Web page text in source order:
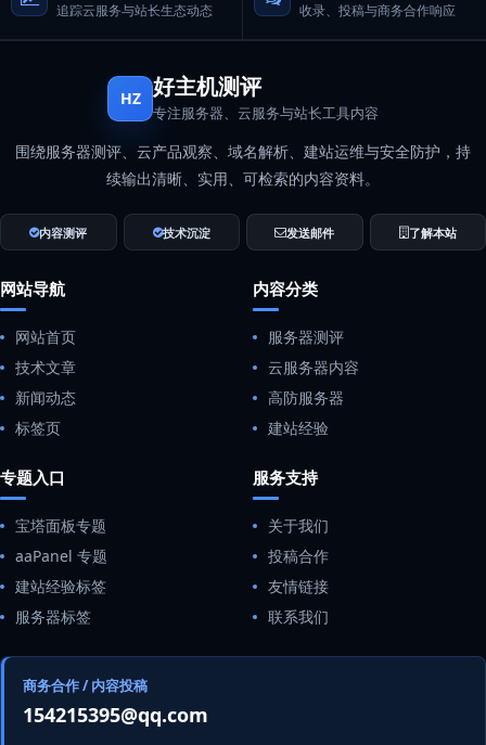
追踪云服务与站长生态动态 收录、投稿与商务合作响应
HZ 好主机测评
专注服务器、云服务与站长工具内容
围绕服务器测评、云产品观察、域名解析、建站运维与安全防护，持
续输出清晰、实用、可检索的内容资料。
内容测评 技术沉淀 发送邮件 了解本站
网站导航
网站首页
技术文章
新闻动态
标签页
内容分类
服务器测评
云服务器内容
高防服务器
建站经验
专题入口
宝塔面板专题
aaPanel 专题
建站经验标签
服务器标签
服务支持
关于我们
投稿合作
友情链接
联系我们
商务合作 / 内容投稿
154215395@qq.com